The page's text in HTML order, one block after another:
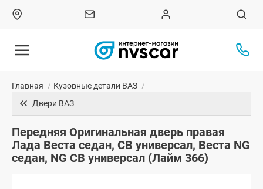
Главная / Кузовные детали ВАЗ /
Двери ВАЗ
Передняя Оригинальная дверь правая
Лада Веста седан, СВ универсал, Веста NG
седан, NG СВ универсал (Лайм 366)